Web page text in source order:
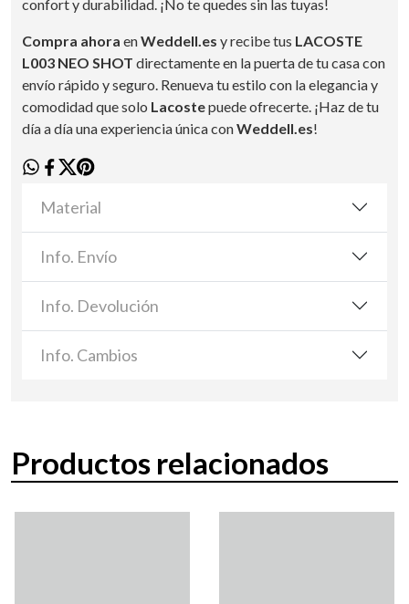
confort y durabilidad. ¡No te quedes sin las tuyas!
Compra ahora enWeddell.es y recibe tus LACOSTE
L003 NEO SHOT directamente en la puerta de tu casa con
envío rápido y seguro. Renueva tu estilo con la elegancia y
comodidad que solo Lacostepuede ofrecerte. ¡Haz de tu
día a día una experiencia única conWeddell.es!
Material
Info. Envío
Info. Devolución
Info. Cambios
Productos relacionados